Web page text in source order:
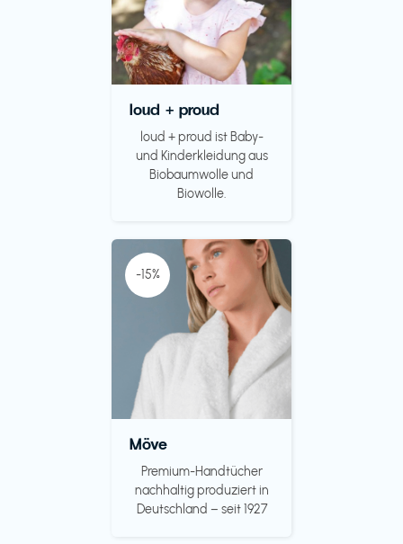
loud + proud
loud + proud ist Baby-
und Kinderkleidung aus
Biobaumwolle und
Biowolle.
-15%
Möve
Premium-Handtücher
nachhaltig produziert in
Deutschland – seit 1927